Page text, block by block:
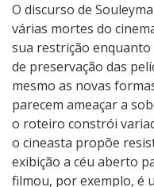
O discurso de
várias mortes do
sua restrição enquanto
de preservação das
mesmo as novas
parecem ameaçar a
o roteiro constrói
o cineasta propõe
exibição a céu aberto
filmou, por exemplo, é